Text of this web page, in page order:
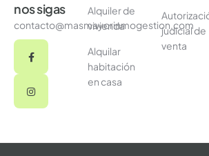
nos sigas
contacto@masmayorinmogestion.com
Alquiler de
vivienda
Alquilar
habitación
en casa
judicial de
venta